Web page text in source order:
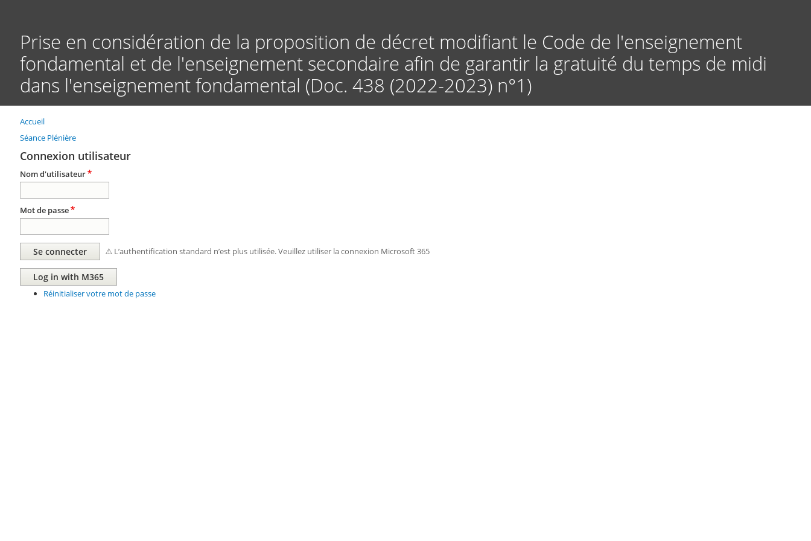
principal
Prise en considération de la proposition de décret modifiant le Code de l'enseignement
fondamental et de l'enseignement secondaire afin de garantir la gratuité du temps de midi
dans l'enseignement fondamental (Doc. 438 (2022-2023) n°1)
Fil
d'Ariane
Accueil
Séance Plénière
Connexion utilisateur
Nom d'utilisateur
Mot de passe
⚠️ L’authentification standard n’est plus utilisée. Veuillez utiliser la connexion Microsoft 365
Réinitialiser votre mot de passe